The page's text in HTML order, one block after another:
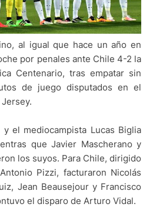
al igual que hace un año en
por penales ante Chile 4-2 la
Centenario, tras empatar sin
de juego disputados en el
el mediocampista Lucas Biglia
que Javier Mascherano y
los suyos. Para Chile, dirigido
Pizzi, facturaron Nicolás
Jean Beausejour y Francisco
el disparo de Arturo Vidal.